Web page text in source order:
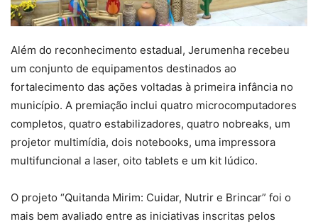
Além do reconhecimento estadual, Jerumenha recebeu
um conjunto de equipamentos destinados ao
fortalecimento das ações voltadas à primeira infância no
município. A premiação inclui quatro microcomputadores
completos, quatro estabilizadores, quatro nobreaks, um
projetor multimídia, dois notebooks, uma impressora
multifuncional a laser, oito tablets e um kit lúdico.
O projeto “Quitanda Mirim: Cuidar, Nutrir e Brincar” foi o
mais bem avaliado entre as iniciativas inscritas pelos